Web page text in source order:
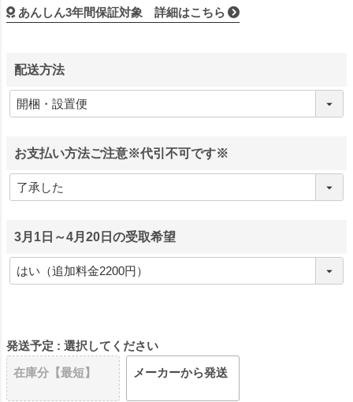
あんしん3年間保証対象 詳細はこちら
配送方法
お支払い方法ご注意※代引不可です※
3月1日～4月20日の受取希望
発送予定
選択してください
在庫分【最短】
メーカーから発送